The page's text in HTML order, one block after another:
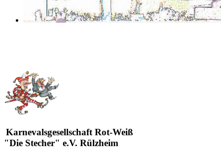
Karnevalsgesellschaft Rot-Weiß
"Die Stecher" e.V. Rülzheim